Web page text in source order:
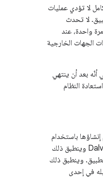
لا تؤدي عمليات
لا تحدث
واحدة، عند
الجهات الخارجية
أنّه بعد أن ينتهي
النظام
باستخدام
مساحة كبيرة من الذاكرة المؤقتة في Dalvik وينطبق ذلك
وينطبق ذلك
في إحدى